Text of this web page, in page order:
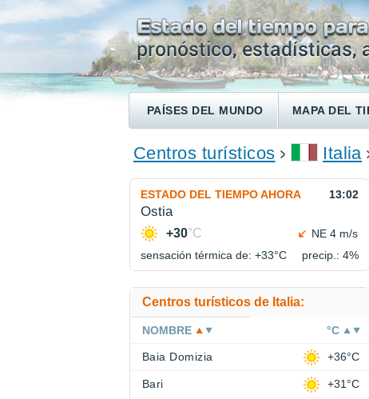
PAÍSES DEL MUNDO MAPA DEL
ENCONTRAR UN HOTEL
Centros turísticos Italia
ESTADO DEL TIEMPO AHORA 13:02
Ostia
+30°C
NE 4 m/s
sensación térmica de: +33°C precip.: 4%
Centros turísticos de Italia:
NOMBRE °C
Baia Domizia +36°C
Bari +31°C